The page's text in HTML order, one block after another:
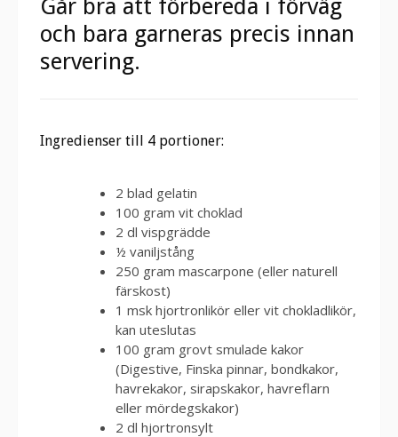
Går bra att förbereda i förväg
och bara garneras precis innan
servering.
Ingredienser till 4 portioner:
2 blad gelatin
100 gram vit choklad
2 dl vispgrädde
½ vaniljstång
250 gram mascarpone (eller naturell
färskost)
1 msk hjortronlikör eller vit chokladlikör,
kan uteslutas
100 gram grovt smulade kakor
(Digestive, Finska pinnar, bondkakor,
havrekakor, sirapskakor, havreflarn
eller mördegskakor)
2 dl hjortronsylt